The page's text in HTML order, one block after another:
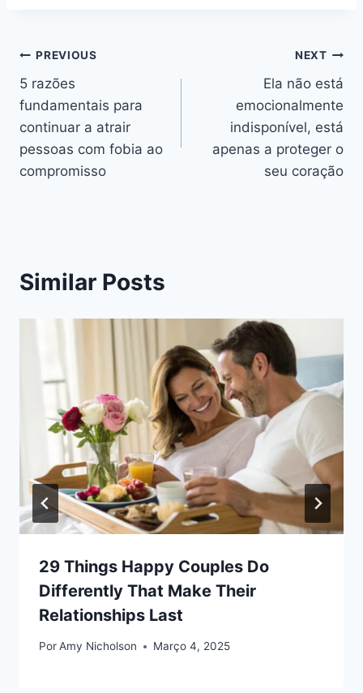
Navegação
de
artigos
PREVIOUS
5 razões
fundamentais para
continuar a atrair
pessoas com fobia ao
compromisso
NEXT
Ela não está
emocionalmente
indisponível, está
apenas a proteger o
seu coração
Similar Posts
29 Things Happy Couples Do
Differently That Make Their
Relationships Last
PorAmy Nicholson Março 4, 2025